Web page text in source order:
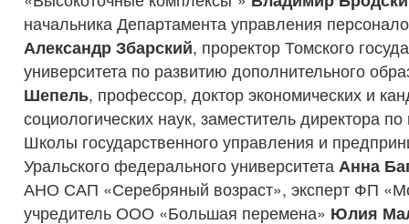
начальника Департамента управления
Александр Збарский, проректор Томского
университета по развитию дополнительного
Шепель, профессор, доктор экономических и
социологических наук, заместитель директора
Школы государственного управления и
Уральского федерального университета Анна
АНО САП «Серебряный возраст», эксперт ФП
учредитель ООО «Большая перемена» Юлия